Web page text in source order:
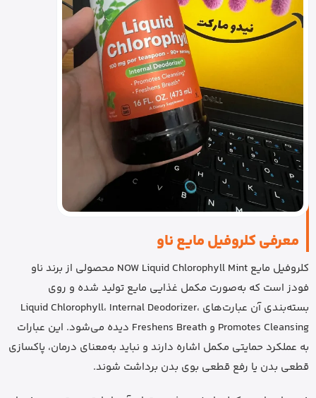
معرفی کلروفیل مایع ناو
کلروفیل مایع NOW Liquid Chlorophyll Mint محصولی از برند ناو
فودز است که به‌صورت مکمل غذایی مایع تولید شده و روی
بسته‌بندی آن عبارت‌های Liquid Chlorophyll، Internal Deodorizer،
Promotes Cleansing و Freshens Breath دیده می‌شود. این عبارات
به عملکرد حمایتی مکمل اشاره دارند و نباید به‌معنای درمان، پاکسازی
قطعی بدن یا رفع قطعی بوی بدن برداشت شوند.